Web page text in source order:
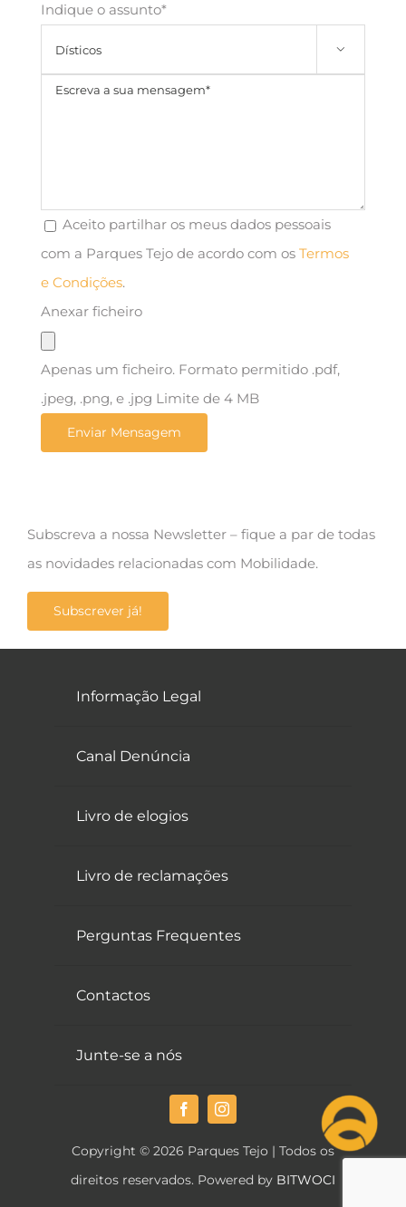
Indique o assunto*

Aceito partilhar os meus dados pessoais
com a Parques Tejo de acordo com os Termos
e Condições.
Anexar ficheiro
Apenas um ficheiro. Formato permitido .pdf,
.jpeg, .png, e .jpg Limite de 4 MB
Subscreva a nossa Newsletter – fique a par de todas
as novidades relacionadas com Mobilidade.
Subscrever já!
Informação Legal
Canal Denúncia
Livro de elogios
Livro de reclamações
Perguntas Frequentes
Contactos
Junte-se a nós
Copyright © 2026 Parques Tejo | Todos os
direitos reservados. Powered by BITWOCI